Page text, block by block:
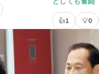
👍1 💡0